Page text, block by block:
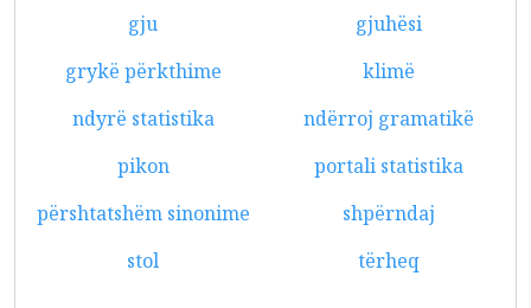
gju
gjuhësi
grykë përkthime
klimë
ndyrë statistika
ndërroj gramatikë
pikon
portali statistika
përshtatshëm sinonime
shpërndaj
stol
tërheq